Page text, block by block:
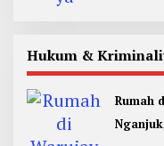
Hukum &
Rumah